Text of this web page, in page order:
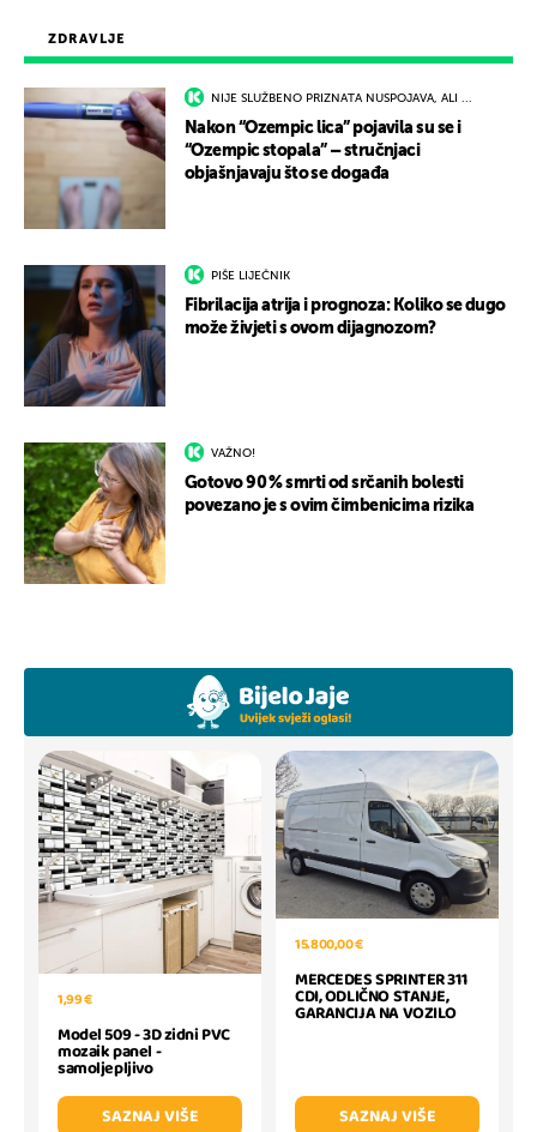
ZDRAVLJE
NIJE SLUŽBENO PRIZNATA NUSPOJAVA, ALI ...
Nakon “Ozempic lica” pojavila su se i
“Ozempic stopala” – stručnjaci
objašnjavaju što se događa
PIŠE LIJEČNIK
Fibrilacija atrija i prognoza: Koliko se dugo
može živjeti s ovom dijagnozom?
VAŽNO!
Gotovo 90 % smrti od srčanih bolesti
povezano je s ovim čimbenicima rizika
1,99 €
Model 509 - 3D zidni PVC
mozaik panel -
samoljepljivo
SAZNAJ VIŠE
15.800,00 €
MERCEDES SPRINTER 311
CDI, ODLIČNO STANJE,
GARANCIJA NA VOZILO
SAZNAJ VIŠE